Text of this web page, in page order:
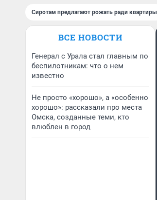
Сиротам предлагают рожать ради квартиры
ВСЕ НОВОСТИ
Генерал с Урала стал главным по
беспилотникам: что о нем
известно
Не просто «хорошо», а «особенно
хорошо»: рассказали про места
Омска, созданные теми, кто
влюблен в город